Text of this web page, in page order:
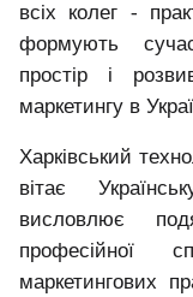
всіх колег -
формують
простір і
маркетингу в
Харківський
вітає
висловлює
професійної
маркетингових